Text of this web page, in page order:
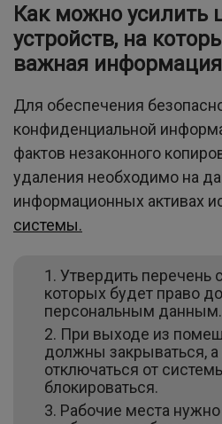
Как можно усилить
устройств, на
важная информация
Для обеспечения
конфиденциальной
фактов незаконного
удаления необходимо на
информационных активах
системы.
Утвердить перечень
которых будет право
персональным данным.
При выходе из
должны закрываться,
отключаться от
блокироваться.
Рабочие места